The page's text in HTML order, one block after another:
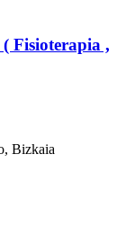
Fisioterapia ,
Bizkaia